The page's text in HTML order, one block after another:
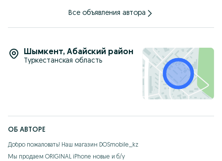
Все объявления автора
Шымкент, Абайский район
Туркестанская область
ОБ АВТОРЕ
Добро пожаловать! Наш магазин DOSmobile_kz
Мы продаем ORIGINAL iPhone новые и б/у